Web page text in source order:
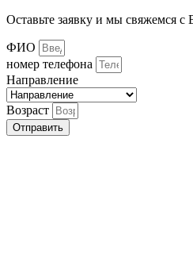
Оставьте заявку и мы свяжемся
ФИО
номер телефона
Направление
Возраст
Отправить